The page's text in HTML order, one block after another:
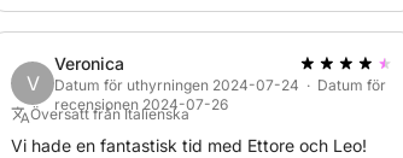
V
Veronica
Datum för uthyrningen 2024-07-24 · Datum för
recensionen 2024-07-26
Översatt från Italienska
Vi hade en fantastisk tid med Ettore och Leo!